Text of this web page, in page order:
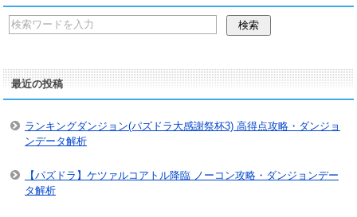
最近の投稿
ランキングダンジョン(パズドラ大感謝祭杯3) 高得点攻略・ダンジョ
ンデータ解析
【パズドラ】ケツァルコアトル降臨 ノーコン攻略・ダンジョンデー
タ解析